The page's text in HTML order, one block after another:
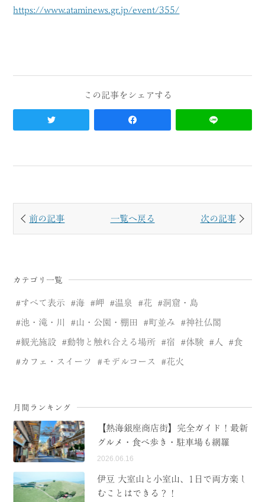
https://www.ataminews.gr.jp/event/355/
前の記事 一覧へ戻る 次の記事
カテゴリ一覧
すべて表示 海 岬 温泉 花 洞窟・島
池・滝・川 山・公園・棚田 町並み 神社仏閣
観光施設 動物と触れ合える場所 宿 体験 人 食
カフェ・スイーツ モデルコース 花火
月間ランキング
【熱海銀座商店街】完全ガイド！最新
グルメ・食べ歩き・駐車場も網羅
2026.06.16
伊豆 大室山と小室山、1日で両方楽し
むことはできる？！